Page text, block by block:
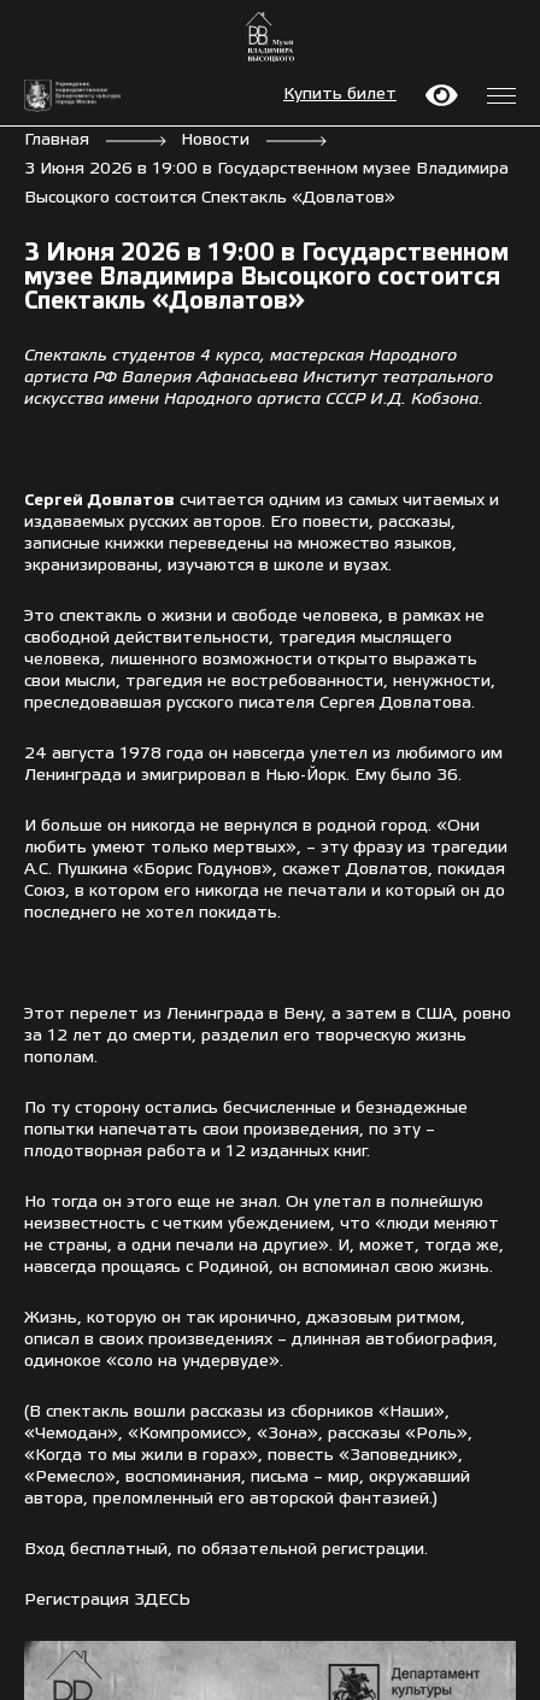
Купить билет
Главная
Новости
3 Июня 2026 в 19:00 в Государственном музее Владимира
Высоцкого состоится Спектакль «Довлатов»
3 Июня 2026 в 19:00 в Государственном
музее Владимира Высоцкого состоится
Спектакль «Довлатов»
Спектакль студентов 4 курса, мастерская Народного
артиста РФ Валерия Афанасьева Институт театрального
искусства имени Народного артиста СССР И.Д. Кобзона.
Сергей Довлатов считается одним из самых читаемых и
издаваемых русских авторов. Его повести, рассказы,
записные книжки переведены на множество языков,
экранизированы, изучаются в школе и вузах.
Это спектакль о жизни и свободе человека, в рамках не
свободной действительности, трагедия мыслящего
человека, лишенного возможности открыто выражать
свои мысли, трагедия не востребованности, ненужности,
преследовавшая русского писателя Сергея Довлатова.
24 августа 1978 года он навсегда улетел из любимого им
Ленинграда и эмигрировал в Нью-Йорк. Ему было 36.
И больше он никогда не вернулся в родной город. «Они
любить умеют только мертвых», – эту фразу из трагедии
А.С. Пушкина «Борис Годунов», скажет Довлатов, покидая
Союз, в котором его никогда не печатали и который он до
последнего не хотел покидать.
Этот перелет из Ленинграда в Вену, а затем в США, ровно
за 12 лет до смерти, разделил его творческую жизнь
пополам.
По ту сторону остались бесчисленные и безнадежные
попытки напечатать свои произведения, по эту –
плодотворная работа и 12 изданных книг.
Но тогда он этого еще не знал. Он улетал в полнейшую
неизвестность с четким убеждением, что «люди меняют
не страны, а одни печали на другие». И, может, тогда же,
навсегда прощаясь с Родиной, он вспоминал свою жизнь.
Жизнь, которую он так иронично, джазовым ритмом,
описал в своих произведениях – длинная автобиография,
одинокое «соло на ундервуде».
(В спектакль вошли рассказы из сборников «Наши»,
«Чемодан», «Компромисс», «Зона», рассказы «Роль»,
«Когда то мы жили в горах», повесть «Заповедник»,
«Ремесло», воспоминания, письма – мир, окружавший
автора, преломленный его авторской фантазией.)
Вход бесплатный, по обязательной регистрации.
Регистрация ЗДЕСЬ